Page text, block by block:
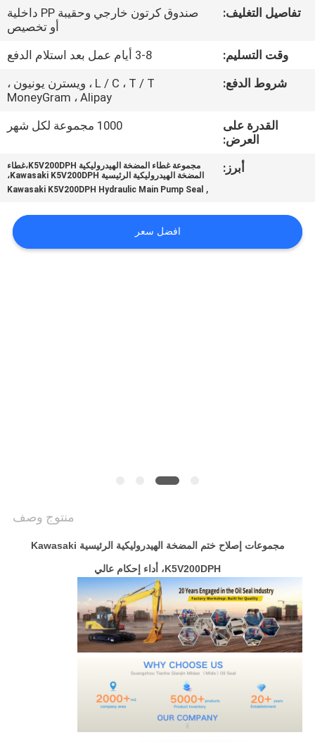
طلب
اقتباس
تفاصيل التغليف:
صندوق كرتون خارجي وحقيبة PP داخلية
أو تخصيص
وقت التسليم:
3-8 أيام عمل بعد استلام الدفع
شروط الدفع:
L / C ، T / T ، ويسترن يونيون ،
MoneyGram ، Alipay
القدرة على
العرض:
1000 مجموعة لكل شهر
أبرز:
مجموعة غطاء المضخة الهيدروليكية K5V200DPH،غطاء
المضخة الهيدروليكية الرئيسية Kawasaki K5V200DPH،
,
Kawasaki K5V200DPH Hydraulic Main Pump Seal
افضل سعر
منتوج وصف
مجموعات إصلاح ختم المضخة الهيدروليكية الرئيسية Kawasaki
K5V200DPH، أداء إحكام عالي